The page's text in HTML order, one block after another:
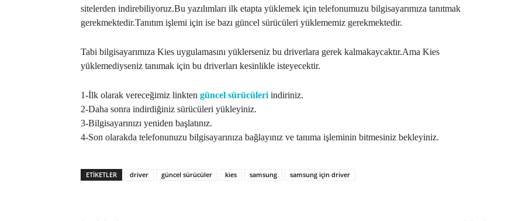
sitelerden indirebiliyoruz.Bu yazılımları ilk etapta yüklemek için telefonumuzu bilgisayarımıza tanıtmak
gerekmektedir.Tanıtım işlemi için ise bazı güncel sürücüleri yüklememiz gerekmektedir.
Tabi bilgisayarımıza Kies uygulamasını yüklerseniz bu driverlara gerek kalmakaycaktır.Ama Kies
yüklemediyseniz tanımak için bu driverları kesinlikle isteyecektir.
1-İlk olarak vereceğimiz linkten güncel sürücüleri indiriniz.
2-Daha sonra indirdiğiniz sürücüleri yükleyiniz.
3-Bilgisayarınızı yeniden başlatınız.
4-Son olarakda telefonunuzu bilgisayarınıza bağlayınız ve tanıma işleminin bitmesiniz bekleyiniz.
ETIKETLER driver güncel sürücüler kies samsung samsung için driver